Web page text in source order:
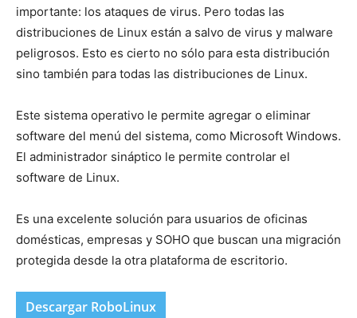
importante: los ataques de virus. Pero todas las
distribuciones de Linux están a salvo de virus y malware
peligrosos. Esto es cierto no sólo para esta distribución
sino también para todas las distribuciones de Linux.
Este sistema operativo le permite agregar o eliminar
software del menú del sistema, como Microsoft Windows.
El administrador sináptico le permite controlar el
software de Linux.
Es una excelente solución para usuarios de oficinas
domésticas, empresas y SOHO que buscan una migración
protegida desde la otra plataforma de escritorio.
Descargar RoboLinux